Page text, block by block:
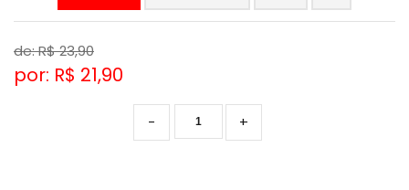
de: R$23,90
por: R$ 21,90
+
-